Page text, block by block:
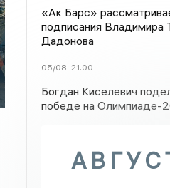
«Ак Барс»
подписания Владимира
Дадонова
05/08 21:00
Богдан Киселевич
победе на Олимпиаде-